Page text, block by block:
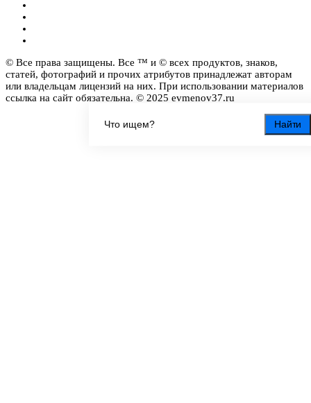
Найти
© Все права защищены. Все ™ и © всех продуктов, знаков,
статей, фотографий и прочих атрибутов принадлежат авторам
или владельцам лицензий на них. При использовании материалов
ссылка на сайт обязательна. © 2025 evmenov37.ru